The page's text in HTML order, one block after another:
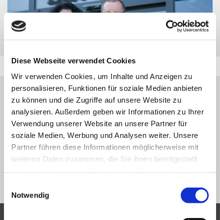
Diese Webseite verwendet Cookies
Wir verwenden Cookies, um Inhalte und Anzeigen zu
personalisieren, Funktionen für soziale Medien anbieten
zu können und die Zugriffe auf unsere Website zu
analysieren. Außerdem geben wir Informationen zu Ihrer
Verwendung unserer Website an unsere Partner für
soziale Medien, Werbung und Analysen weiter. Unsere
Partner führen diese Informationen möglicherweise mit
weiteren Daten zusammen, die Sie ihnen bereitgestellt
Notwendig
HINWEIS:
DAS GESUCHTE FAHRZEUG WURDE ZWISCHENZEITLICH
VERKAUFT BZW. IST NICHT MEHR IN UNSERER
FAHRZEUGDATENBANK VERFÜGBAR.
VIELEN DANK FÜR IHR VERSTÄNDNIS.